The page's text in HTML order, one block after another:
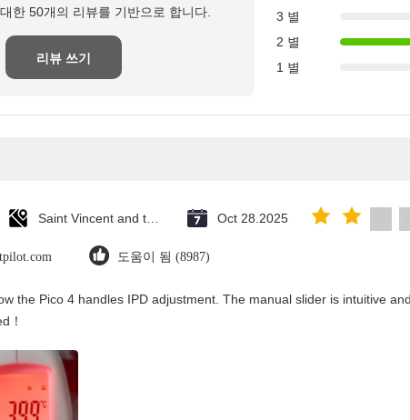
한 50개의 리뷰를 기반으로 합니다.
리뷰 쓰기
3 별
2 별
1 별
Saint Vincent and the Grenadines Oct 28.2025
도움이 됨 (8987)
the Pico 4 handles IPD adjustment. The manual slider is intuitive
！